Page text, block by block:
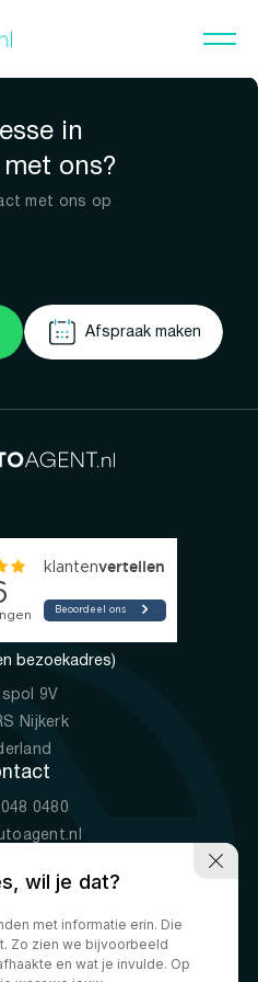
in
ons?
met ons op
Afspraak maken
bezoekadres)
9V
Nijkerk
0480
09:00 - 19:00
10:00 - 17:00
wil je dat?
met informatie erin. Die
Zo zien we bijvoorbeeld
en wat je invulde. Op